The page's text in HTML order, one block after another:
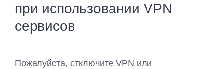
при использовании VPN
сервисов
Пожалуйста, отключите VPN или